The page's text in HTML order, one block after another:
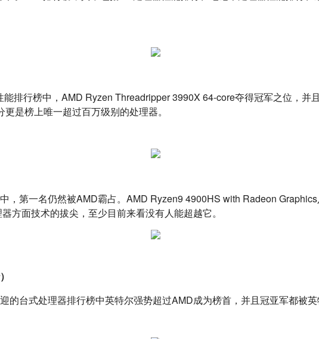
是榜上唯一超过百万级别的处理器。
方面技术的拔尖，至少目前来看没有人能超越它。
的台式处理器排行榜中英特尔强势超过AMD成为榜首，并且冠亚军都被